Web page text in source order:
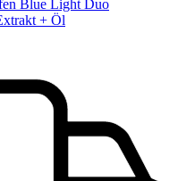
Blue Light Duo
+ Öl